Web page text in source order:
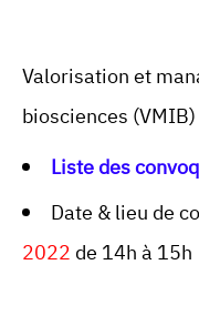
Valorisation et
biosciences (VMIB)
Liste des
Date & lieu de
2022 de 14h à